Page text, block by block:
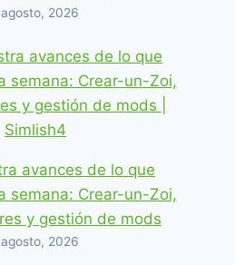
agosto, 2026
avances de lo que
semana: Crear-un-Zoi,
y gestión de mods
agosto, 2026